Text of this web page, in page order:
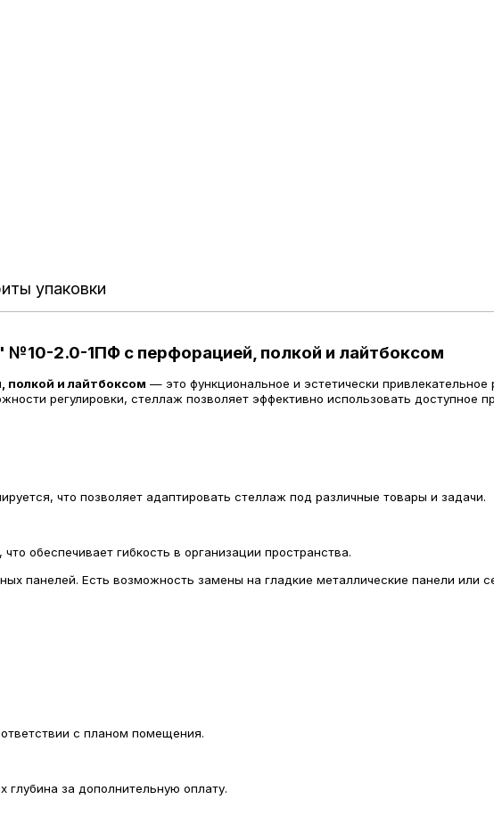
упаковки
2.0-1ПФ с перфорацией, полкой и лайтбоксом
и лайтбоксом — это функциональное и эстетически
регулировки, стеллаж позволяет эффективно использовать доступное
что позволяет адаптировать стеллаж под различные товары и задачи.
обеспечивает гибкость в организации пространства.
панелей. Есть возможность замены на гладкие металлические панели или
с планом помещения.
за дополнительную оплату.